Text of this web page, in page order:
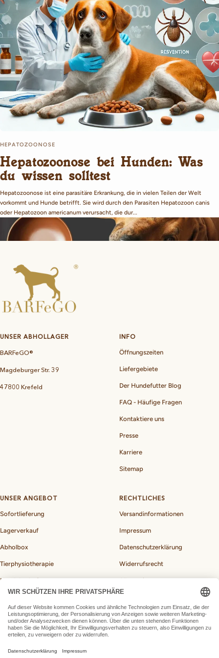
HEPATOZOONOSE
Hepatozoonose bei Hunden: Was
du wissen solltest
Hepatozoonose ist eine parasitäre Erkrankung, die in vielen Teilen der Welt
vorkommt und Hunde betrifft. Sie wird durch den Parasiten Hepatozoon canis
oder Hepatozoon americanum verursacht, die dur...
UNSER ABHOLLAGER
BARFeGO®
Magdeburger Str. 39
47800 Krefeld
INFO
Öffnungszeiten
Liefergebiete
Der Hundefutter Blog
FAQ - Häufige Fragen
Kontaktiere uns
Presse
Karriere
Sitemap
UNSER ANGEBOT
Sofortlieferung
Lagerverkauf
Abholbox
Tierphysiotherapie
Hundebedarf
RECHTLICHES
Versandinformationen
Impressum
Datenschutzerklärung
Widerrufsrecht
Allgemeine
Geschäftsbedingungen
Vertrag widerrufen
Deutschland (EUR €)